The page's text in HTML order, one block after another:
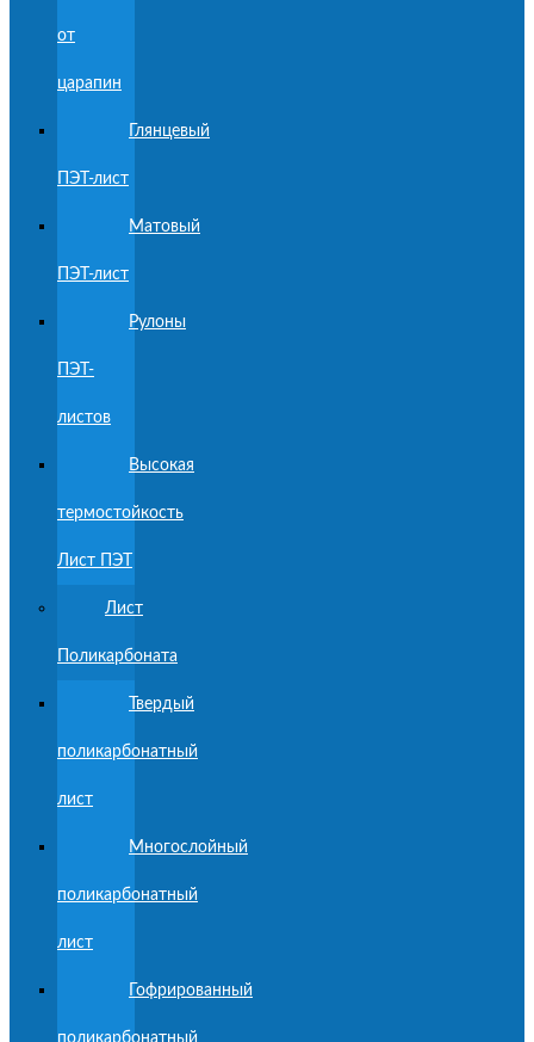
от
царапин
Глянцевый
ПЭТ-лист
Матовый
ПЭТ-лист
Рулоны
ПЭТ-
листов
Высокая
термостойкость
Лист ПЭТ
Лист
Поликарбоната
Твердый
поликарбонатный
лист
Многослойный
поликарбонатный
лист
Гофрированный
поликарбонатный